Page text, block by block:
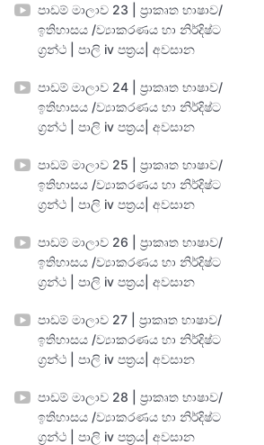
පාඩම් මාලාව 23 | ප්‍රාකෘත භාෂාව/
ඉතිහාසය /ව්‍යාකරණය හා නිර්දිෂ්ට
ග්‍රන්ථ | පාලි iv පත්‍රය| අවසාන
පාඩම් මාලාව 24 | ප්‍රාකෘත භාෂාව/
ඉතිහාසය /ව්‍යාකරණය හා නිර්දිෂ්ට
ග්‍රන්ථ | පාලි iv පත්‍රය| අවසාන
පාඩම් මාලාව 25 | ප්‍රාකෘත භාෂාව/
ඉතිහාසය /ව්‍යාකරණය හා නිර්දිෂ්ට
ග්‍රන්ථ | පාලි iv පත්‍රය| අවසාන
පාඩම් මාලාව 26 | ප්‍රාකෘත භාෂාව/
ඉතිහාසය /ව්‍යාකරණය හා නිර්දිෂ්ට
ග්‍රන්ථ | පාලි iv පත්‍රය| අවසාන
පාඩම් මාලාව 27 | ප්‍රාකෘත භාෂාව/
ඉතිහාසය /ව්‍යාකරණය හා නිර්දිෂ්ට
ග්‍රන්ථ | පාලි iv පත්‍රය| අවසාන
පාඩම් මාලාව 28 | ප්‍රාකෘත භාෂාව/
ඉතිහාසය /ව්‍යාකරණය හා නිර්දිෂ්ට
ග්‍රන්ථ | පාලි iv පත්‍රය| අවසාන